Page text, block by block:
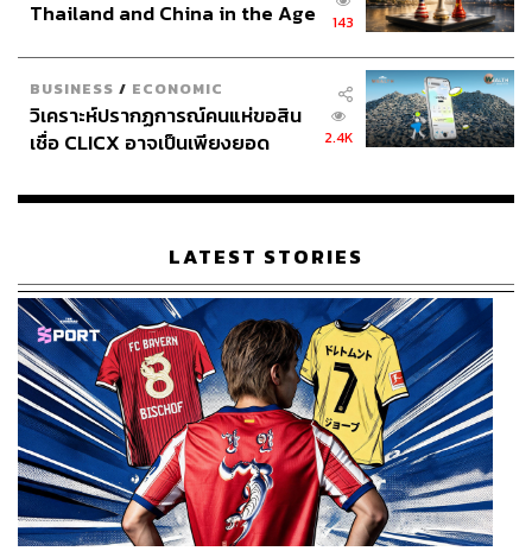
Thailand and China in the Age
143
BUSINESS / ECONOMIC
วิเคราะห์ปรากฏการณ์คนแห่ขอสิน
เชื่อ CLICX อาจเป็นเพียงยอด
เรือนไทยที่ถูกซุกไว้
2.4K
LATEST STORIES